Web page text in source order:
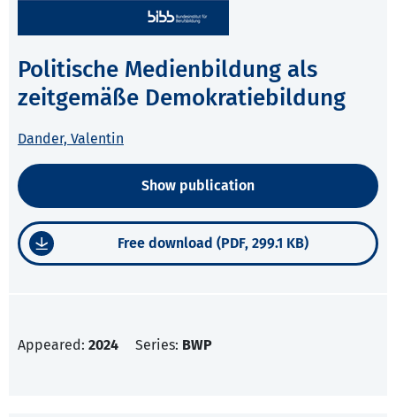
Politische Medienbildung als
zeitgemäße Demokratiebildung
Dander, Valentin
Show publication
Free download (PDF, 299.1 KB)
Appeared: 2024 Series: BWP